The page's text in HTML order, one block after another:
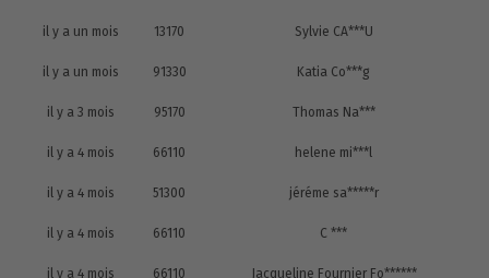
il y a un mois 13170 Sylvie CA***U
il y a un mois 91330 Katia Co***g
il y a 3 mois 95170 Thomas Na***
il y a 4 mois 66110 helene mi***l
il y a 4 mois 51300 jéréme sa*****r
il y a 4 mois 66110 C ***
il y a 4 mois 66110 Jacqueline Fournier Fo******